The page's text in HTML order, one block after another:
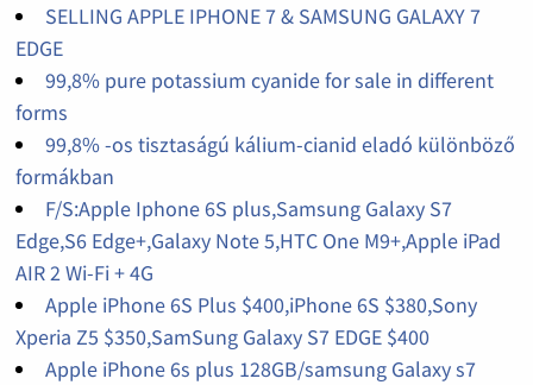
SELLING APPLE IPHONE 7 & SAMSUNG GALAXY 7
EDGE
99,8% pure potassium cyanide for sale in different
forms
99,8% -os tisztaságú kálium-cianid eladó különböző
formákban
F/S:Apple Iphone 6S plus,Samsung Galaxy S7
Edge,S6 Edge+,Galaxy Note 5,HTC One M9+,Apple iPad
AIR 2 Wi-Fi + 4G
Apple iPhone 6S Plus $400,iPhone 6S $380,Sony
Xperia Z5 $350,SamSung Galaxy S7 EDGE $400
Apple iPhone 6s plus 128GB/samsung Galaxy s7